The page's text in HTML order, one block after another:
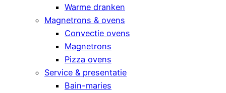
Warme dranken
Magnetrons & ovens
Convectie ovens
Magnetrons
Pizza ovens
Service & presentatie
Bain-maries